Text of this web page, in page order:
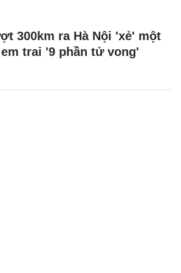
300km ra Hà Nội 'xẻ' một
trai '9 phần tử vong'